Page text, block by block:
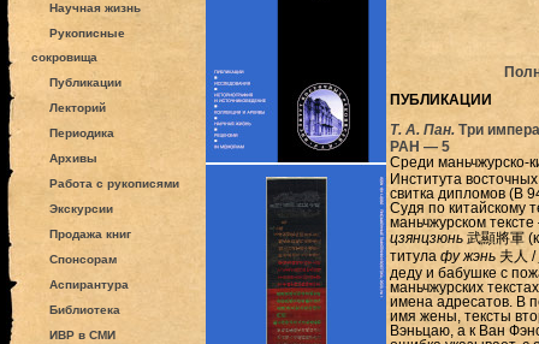
Научная жизнь
Рукописные
сокровища
Публикации
Лекторий
Периодика
Архивы
Работа с рукописями
Экскурсии
Продажа книг
Спонсорам
Аспирантура
Библиотека
ИВР в СМИ
ПУБЛИКАЦИИ
Т. А. Пан. Три
РАН — 5
Среди маньчжурско-
Института
свитка дипломов (В
Судя по китайскому
маньчжурском
цзянцзюнь武顯將軍
титула фу жэнь 夫人 /
деду и бабушке с
маньчжурских
имена адресатов. В
имя жены, тексты
Вэньцаю, а к Ван